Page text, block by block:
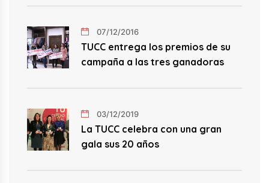
07/12/2016
TUCC entrega los premios de su
campaña a las tres ganadoras
03/12/2019
La TUCC celebra con una gran
gala sus 20 años